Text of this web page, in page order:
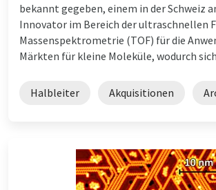
bekannt gegeben, einem in der Schweiz
Innovator im Bereich der ultraschnellen
Massenspektrometrie (TOF) für die
Märkten für kleine Moleküle, wodurch
Halbleiter Akquisitionen